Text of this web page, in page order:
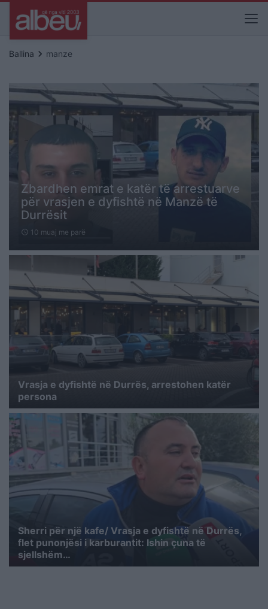
Ballina keyboard_arrow_right manze
Zbardhen emrat e katër të arrestuarve
për vrasjen e dyfishtë në Manzë të
Durrësit
schedule 10 muaj me parë
Vrasja e dyfishtë në Durrës, arrestohen katër
persona
Sherri për një kafe/ Vrasja e dyfishtë në Durrës,
flet punonjësi i karburantit: Ishin çuna të
sjellshëm…